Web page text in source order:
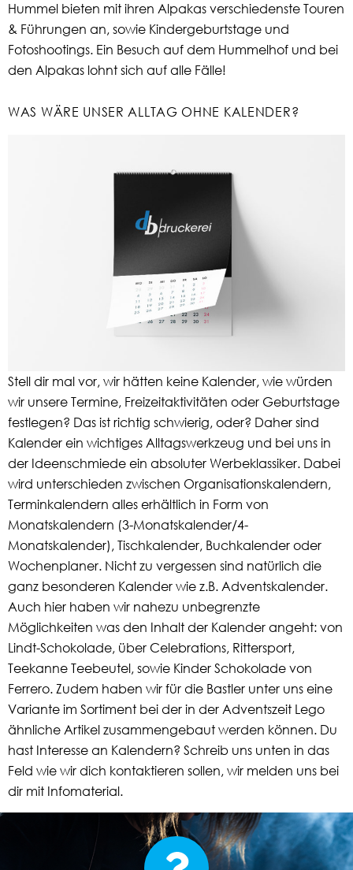
Hummel bieten mit ihren Alpakas verschiedenste Touren
& Führungen an, sowie Kindergeburtstage und
Fotoshootings. Ein Besuch auf dem Hummelhof und bei
den Alpakas lohnt sich auf alle Fälle!
WAS WÄRE UNSER ALLTAG OHNE KALENDER?
Stell dir mal vor, wir hätten keine Kalender, wie würden
wir unsere Termine, Freizeitaktivitäten oder Geburtstage
festlegen? Das ist richtig schwierig, oder? Daher sind
Kalender ein wichtiges Alltagswerkzeug und bei uns in
der Ideenschmiede ein absoluter Werbeklassiker. Dabei
wird unterschieden zwischen Organisationskalendern,
Terminkalendern alles erhältlich in Form von
Monatskalendern (3-Monatskalender/4-
Monatskalender), Tischkalender, Buchkalender oder
Wochenplaner. Nicht zu vergessen sind natürlich die
ganz besonderen Kalender wie z.B. Adventskalender.
Auch hier haben wir nahezu unbegrenzte
Möglichkeiten was den Inhalt der Kalender angeht: von
Lindt-Schokolade, über Celebrations, Rittersport,
Teekanne Teebeutel, sowie Kinder Schokolade von
Ferrero. Zudem haben wir für die Bastler unter uns eine
Variante im Sortiment bei der in der Adventszeit Lego
ähnliche Artikel zusammengebaut werden können. Du
hast Interesse an Kalendern? Schreib uns unten in das
Feld wie wir dich kontaktieren sollen, wir melden uns bei
dir mit Infomaterial.